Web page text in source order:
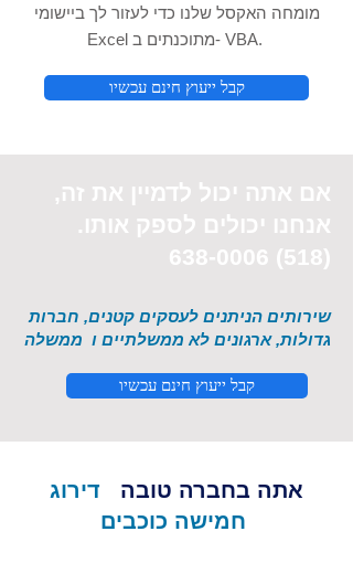
מומחה האקסל שלנו כדי לעזור לך ביישומי
Excel מתוכנתים ב- VBA.
קבל ייעוץ חינם עכשיו
אם אתה יכול לדמיין את זה,
אנחנו יכולים לספק אותו.
(518) 638-0006
שירותים הניתנים לעסקים קטנים, חברות
גדולות, ארגונים לא ממשלתיים ו ממשלה
קבל ייעוץ חינם עכשיו
אתה בחברה טובה
דירוג
חמישה כוכבים